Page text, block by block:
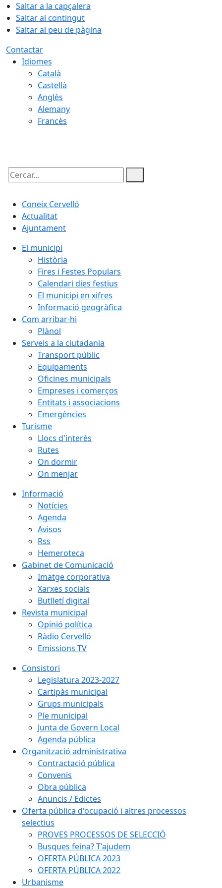
Saltar a la capçalera
Saltar al contingut
Saltar al peu de pàgina
Contactar
Idiomes
Català
Castellà
Anglès
Alemany
Francès
Cercar:
Coneix Cervelló
Actualitat
Ajuntament
El municipi
Història
Fires i Festes Populars
Calendari dies festius
El municipi en xifres
Informació geogràfica
Com arribar-hi
Plànol
Serveis a la ciutadania
Transport públic
Equipaments
Oficines municipals
Empreses i comerços
Entitats i associacions
Emergències
Turisme
Llocs d'interès
Rutes
On dormir
On menjar
Informació
Notícies
Agenda
Avisos
Rss
Hemeroteca
Gabinet de Comunicació
Imatge corporativa
Xarxes socials
Butlletí digital
Revista municipal
Opinió política
Ràdio Cervelló
Emissions TV
Consistori
Legislatura 2023-2027
Cartipàs municipal
Grups municipals
Ple municipal
Junta de Govern Local
Agenda pública
Organització administrativa
Contractació pública
Convenis
Obra pública
Anuncis / Edictes
Oferta pública d'ocupació i altres processos
selectius
PROVES PROCESSOS DE SELECCIÓ
Busques feina? T'ajudem
OFERTA PÚBLICA 2023
OFERTA PÚBLICA 2022
Urbanisme